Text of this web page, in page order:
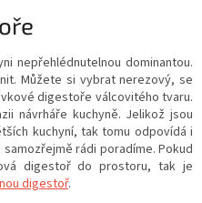
nepřehlédnutelnou dominantou.
Můžete si vybrat nerezový, se
digestoře válcovitého tvaru.
návrháře kuchyně. Jelikož jsou
kuchyní, tak tomu odpovídá i
rádi poradíme. Pokud
digestoř do prostoru, tak je
digestoř.